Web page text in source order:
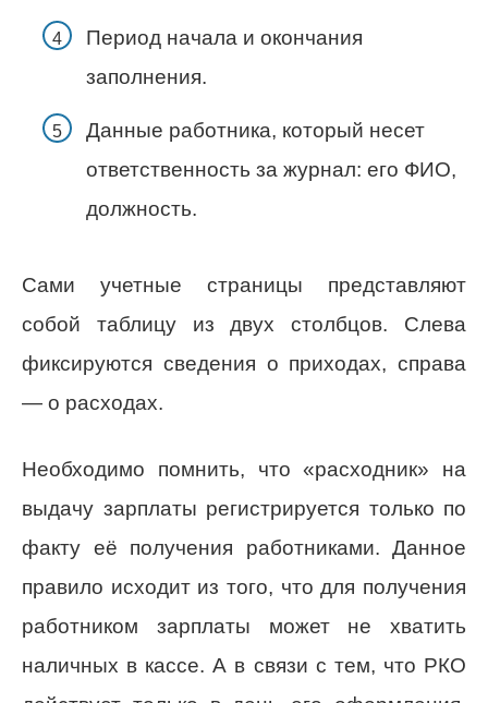
Период начала и окончания
заполнения.
Данные работника, который несет
ответственность за журнал: его ФИО,
должность.
Сами учетные страницы представляют
собой таблицу из двух столбцов. Слева
фиксируются сведения о приходах, справа
— о расходах.
Необходимо помнить, что «расходник» на
выдачу зарплаты регистрируется только по
факту её получения работниками. Данное
правило исходит из того, что для получения
работником зарплаты может не хватить
наличных в кассе. А в связи с тем, что РКО